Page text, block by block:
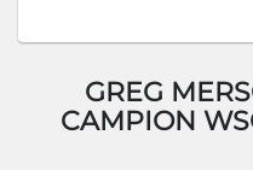
GREG
CAMPION